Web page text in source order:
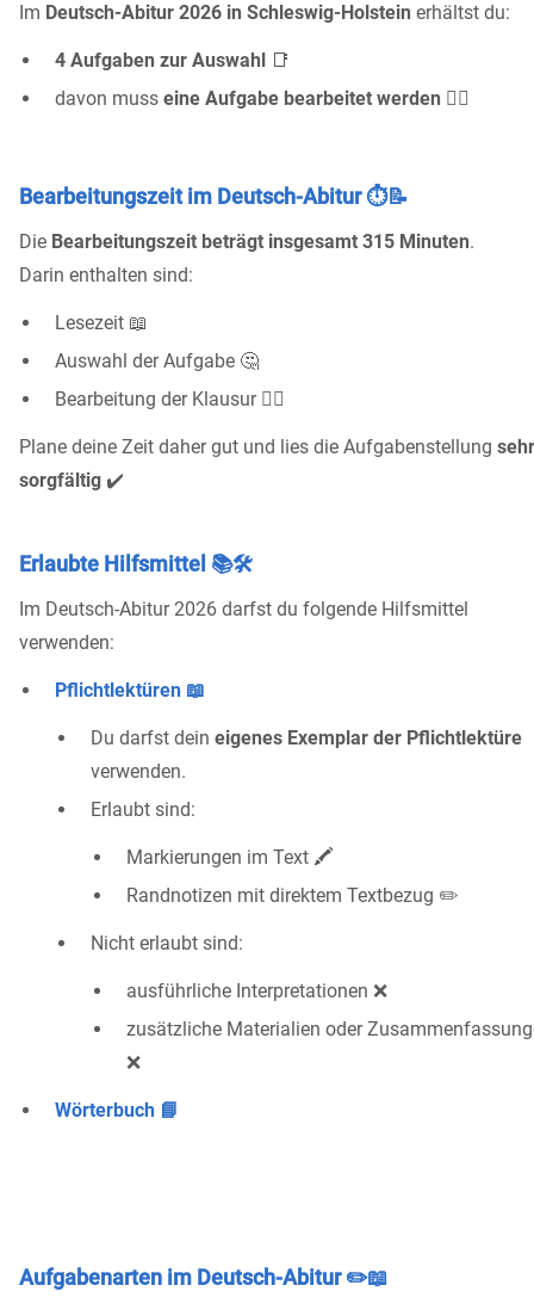
Im Deutsch-Abitur 2026 in Schleswig-Holstein erhältst du:
4 Aufgaben zur Auswahl 📑
davon muss eine Aufgabe bearbeitet werden ✍🏼
Bearbeitungszeit im Deutsch-Abitur ⏱️📝
Die Bearbeitungszeit beträgt insgesamt 315 Minuten.
Darin enthalten sind:
Lesezeit 📖
Auswahl der Aufgabe 🤔
Bearbeitung der Klausur ✍🏼
Plane deine Zeit daher gut und lies die Aufgabenstellung sehr
sorgfältig ✔️
Erlaubte Hilfsmittel 📚🛠️
Im Deutsch-Abitur 2026 darfst du folgende Hilfsmittel
verwenden:
Pflichtlektüren 📖
Du darfst dein eigenes Exemplar der Pflichtlektüre
verwenden.
Erlaubt sind:
Markierungen im Text 🖍️
Randnotizen mit direktem Textbezug ✏️
Nicht erlaubt sind:
ausführliche Interpretationen ❌
zusätzliche Materialien oder
❌
Wörterbuch 📘
Aufgabenarten im Deutsch-Abitur ✏️📖